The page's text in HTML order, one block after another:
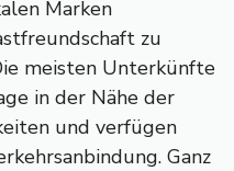
Marken
zu
meisten Unterkünfte
in der Nähe der
und verfügen
Ganz